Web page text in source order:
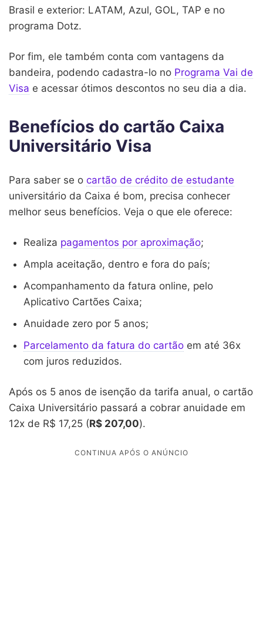
Brasil e exterior: LATAM, Azul, GOL, TAP e no
programa Dotz.
Por fim, ele também conta com vantagens da
bandeira, podendo cadastra-lo no Programa Vai de
Visa e acessar ótimos descontos no seu dia a dia.
Benefícios do cartão Caixa
Universitário Visa
Para saber se o cartão de crédito de estudante
universitário da Caixa é bom, precisa conhecer
melhor seus benefícios. Veja o que ele oferece:
Realiza pagamentos por aproximação;
Ampla aceitação, dentro e fora do país;
Acompanhamento da fatura online, pelo
Aplicativo Cartões Caixa;
Anuidade zero por 5 anos;
Parcelamento da fatura do cartão em até 36x
com juros reduzidos.
Após os 5 anos de isenção da tarifa anual, o cartão
Caixa Universitário passará a cobrar anuidade em
12x de R$ 17,25 (R$ 207,00).